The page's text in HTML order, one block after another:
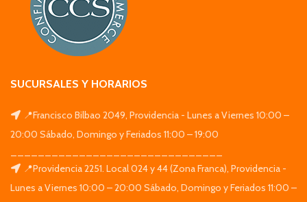
SUCURSALES Y HORARIOS
📍Francisco Bilbao 2049, Providencia - Lunes a Viernes 10:00 –
20:00 Sábado, Domingo y Feriados 11:00 – 19:00
📍Providencia 2251. Local 024 y 44 (Zona Franca), Providencia -
Lunes a Viernes 10:00 – 20:00 Sábado, Domingo y Feriados 11:00 –